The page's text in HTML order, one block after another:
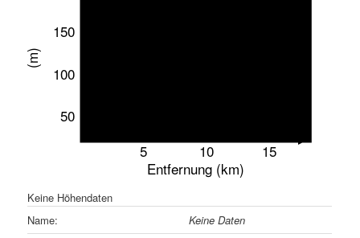
50
100
150
5 10 15
Entfernung (km)
(m)
Keine Höhendaten
Name:
Keine Daten